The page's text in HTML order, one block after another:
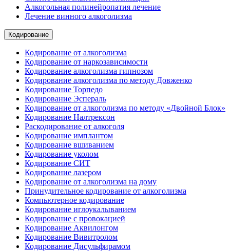
Алкогольная полинейропатия лечение
Лечение винного алкоголизма
Кодирование
Кодирование от алкоголизма
Кодирование от наркозависимости
Кодирование алкоголизма гипнозом
Кодирование алкоголизма по методу Довженко
Кодирование Торпедо
Кодирование Эспераль
Кодирование от алкоголизма по методу «Двойной Блок»
Кодирование Налтрексон
Раскодирование от алкоголя
Кодирование имплантом
Кодирование вшиванием
Кодирование уколом
Кодирование СИТ
Кодирование лазером
Кодирование от алкоголизма на дому
Принудительное кодирование от алкоголизма
Компьютерное кодирование
Кодирование иглоукалыванием
Кодирование с провокацией
Кодирование Аквилонгом
Кодирование Вивитролом
Кодирование Дисульфирамом